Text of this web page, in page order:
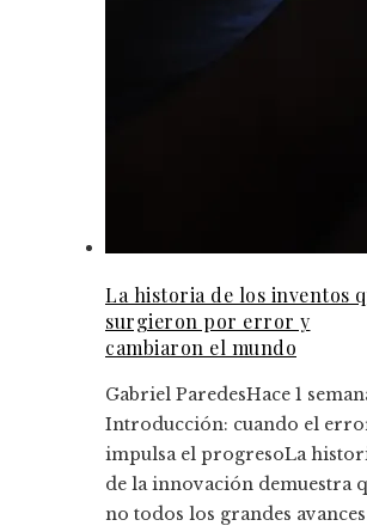
La historia de los inventos
surgieron por error y
cambiaron el mundo
Gabriel ParedesHace 1
Introducción: cuando el
impulsa el progresoLa
de la innovación demuestra
no todos los grandes avances